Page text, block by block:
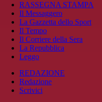
RASSEGNA STAMPA
Il Messaggero
La Gazzetta dello Sport
Il Tempo
Il Corriere della Sera
La Repubblica
Leggo
REDAZIONE
Redazione
Scrivici